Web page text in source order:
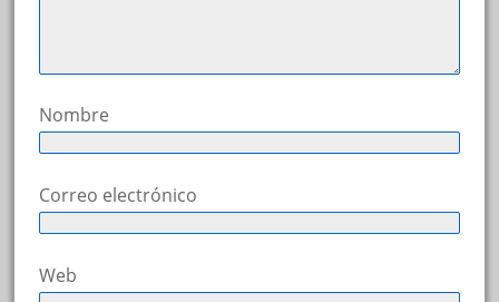
Nombre
Correo electrónico
Web